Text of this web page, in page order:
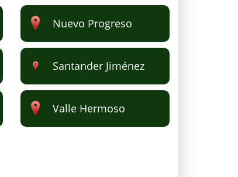
Nuevo Progreso
Santander Jiménez
Valle Hermoso